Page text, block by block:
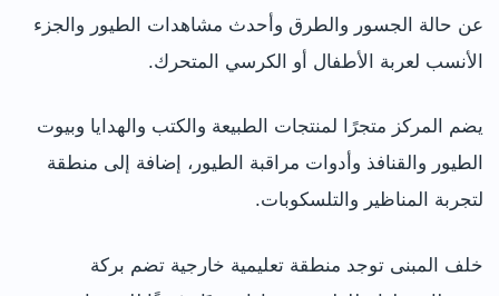
عن حالة الجسور والطرق وأحدث مشاهدات الطيور والجزء
الأنسب لعربة الأطفال أو الكرسي المتحرك.
يضم المركز متجرًا لمنتجات الطبيعة والكتب والهدايا وبيوت
الطيور والقنافذ وأدوات مراقبة الطيور، إضافة إلى منطقة
لتجربة المناظير والتلسكوبات.
خلف المبنى توجد منطقة تعليمية خارجية تضم بركة